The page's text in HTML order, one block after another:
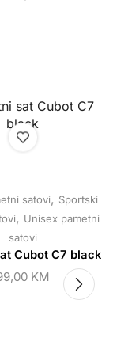
satovi, Sportski
, Unisex pametni
satovi
Cubot C7 black
KM